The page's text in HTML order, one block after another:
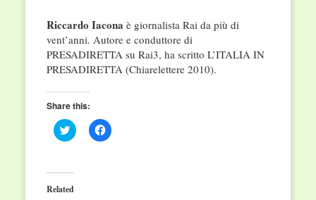
Riccardo Iacona è giornalista Rai da più di
vent’anni. Autore e conduttore di
PRESADIRETTA su Rai3, ha scritto L’ITALIA IN
PRESADIRETTA (Chiarelettere 2010).
Share this:
Click
to
(Opens
in
new
Click
to
Related